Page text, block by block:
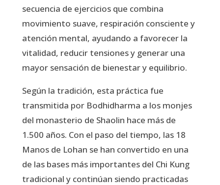
secuencia de ejercicios que combina
movimiento suave, respiración consciente y
atención mental, ayudando a favorecer la
vitalidad, reducir tensiones y generar una
mayor sensación de bienestar y equilibrio.
Según la tradición, esta práctica fue
transmitida por Bodhidharma a los monjes
del monasterio de Shaolin hace más de
1.500 años. Con el paso del tiempo, las 18
Manos de Lohan se han convertido en una
de las bases más importantes del Chi Kung
tradicional y continúan siendo practicadas